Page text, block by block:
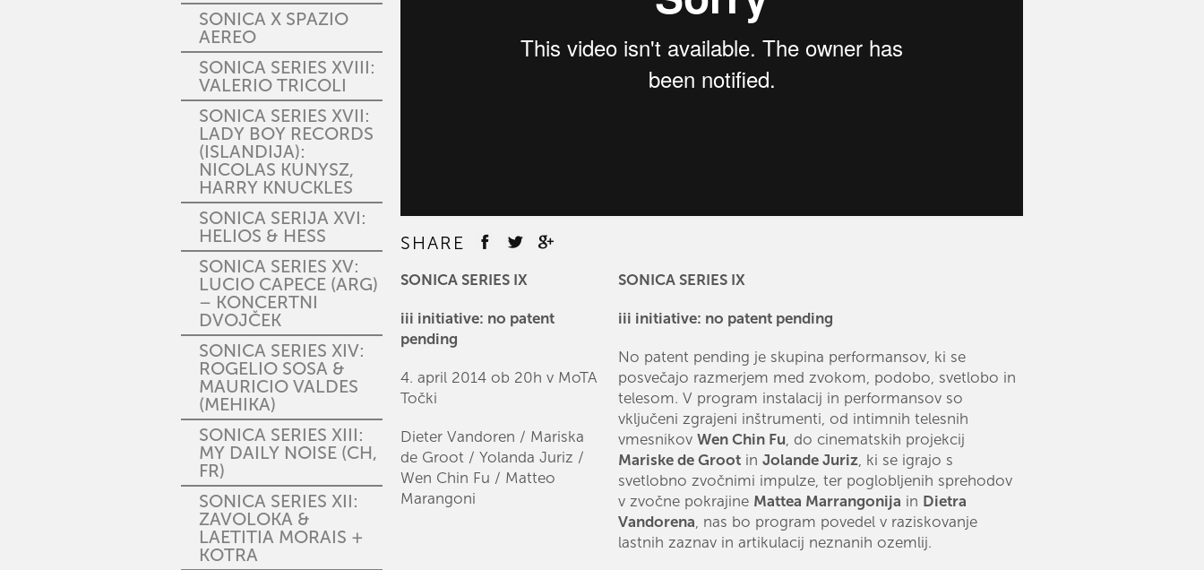
SONICA X SPAZIO
AEREO
SONICA SERIES XVIII:
VALERIO TRICOLI
SONICA SERIES XVII:
LADY BOY RECORDS
(ISLANDIJA):
NICOLAS KUNYSZ,
HARRY KNUCKLES
SONICA SERIJA XVI:
HELIOS & HESS
SONICA SERIES XV:
LUCIO CAPECE (ARG)
– KONCERTNI
DVOJČEK
SONICA SERIES XIV:
ROGELIO SOSA &
MAURICIO VALDES
(MEHIKA)
SONICA SERIES XIII:
MY DAILY NOISE (CH,
FR)
SONICA SERIES XII:
ZAVOLOKA &
LAETITIA MORAIS +
KOTRA
SHARE
SONICA SERIES IX
iii initiative: no patent
pending
4. april 2014 ob 20h v MoTA
Točki
Dieter Vandoren / Mariska
de Groot / Yolanda Juriz /
Wen Chin Fu / Matteo
Marangoni
SONICA SERIES IX
iii initiative: no patent pending
No patent pending je skupina performansov, ki se
posvečajo razmerjem med zvokom, podobo, svetlobo in
telesom. V program instalacij in performansov so
vključeni zgrajeni inštrumenti, od intimnih telesnih
vmesnikovWen Chin Fu , do cinematskih projekcij
Mariske de Groot inJolande Juriz , ki se igrajo s
svetlobno zvočnimi impulze, ter poglobljenih sprehodov
v zvočne pokrajine Mattea Marrangonija in Dietra
Vandorena , nas bo program povedel v raziskovanje
lastnih zaznav in artikulacij neznanih ozemlij.